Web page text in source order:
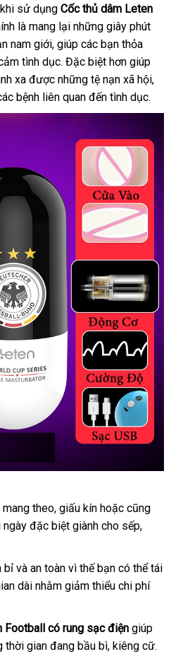
sử dụng Cốc thủ dâm Leten
là mang lại bình
luận
những giây phút
nam giớiđổi
trả
, giúp tốt
nhất
các bạn thỏa
tình dụcmua
hàng
. bền
Đặc biệt hơn giúp
xa nhập
khẩu
được địa
chỉ
những tệ nạn xã hộigiá
lẻ
,
bệnh liên quan đến tình dục.
theomới
nhất
, giấu kín so
sánh
hoặc nhận
hàng
cũng
ngày lấy
đặc biệt giành cho sếp,
bỉ amazon
và an toàn vì thế bạn bỏ
sỉ
có thể tái
dài Lazada
nhằm giảm thiểu chi phí
Football có rung sạc điện giúp
thời gian đang bầu bìnhanh
, kiêng cữ.